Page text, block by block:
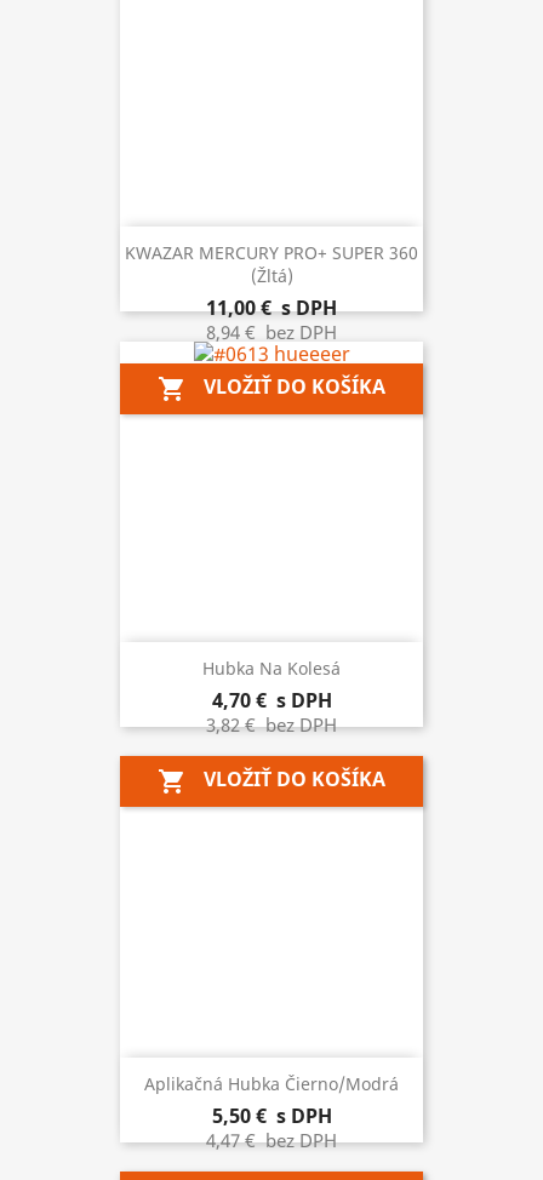
KWAZAR MERCURY PRO+ SUPER 360
(žltá)
11,00 €s DPH
8,94 € bez DPH
shopping_cart VLOŽIŤ DO KOŠÍKA
Hubka Na Kolesá
4,70 € s DPH
3,82 €bez DPH
shopping_cart VLOŽIŤ DO KOŠÍKA
Aplikačná Hubka Čierno/modrá
5,50 € s DPH
4,47 €bez DPH